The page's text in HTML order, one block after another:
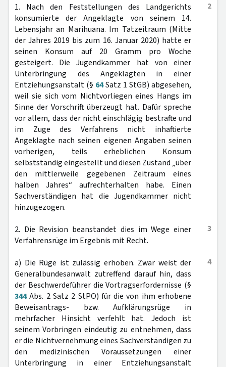
2
1. Nach den Feststellungen des Landgerichts
konsumierte der Angeklagte von seinem 14.
Lebensjahr an Marihuana. Im Tatzeitraum (Mitte
der Jahres 2019 bis zum 16. Januar 2020) hatte er
seinen Konsum auf 20 Gramm pro Woche
gesteigert. Die Jugendkammer hat von einer
Unterbringung des Angeklagten in einer
Entziehungsanstalt (§ 64Satz 1 StGB) abgesehen,
weil sie sich vom Nichtvorliegen eines Hangs im
Sinne der Vorschrift überzeugt hat. Dafür spreche
vor allem, dass der nicht einschlägig bestrafte und
im Zuge des Verfahrens nicht inhaftierte
Angeklagte nach seinen eigenen Angaben seinen
vorherigen, teils erheblichen Konsum
selbstständig eingestellt und diesen Zustand „über
den mittlerweile gegebenen Zeitraum eines
halben Jahres“ aufrechterhalten habe. Einen
Sachverständigen hat die Jugendkammer nicht
hinzugezogen.
3
2. Die Revision beanstandet dies im Wege einer
Verfahrensrüge im Ergebnis mit Recht.
4
a) Die Rüge ist zulässig erhoben. Zwar weist der
Generalbundesanwalt zutreffend darauf hin, dass
der Beschwerdeführer die Vortragserfordernisse (§
344Abs. 2 Satz 2 StPO) für die von ihm erhobene
Beweisantrags- bzw. Aufklärungsrüge in
mehrfacher Hinsicht verfehlt hat. Jedoch ist
seinem Vorbringen eindeutig zu entnehmen, dass
er die Nichtvernehmung eines Sachverständigen zu
den medizinischen Voraussetzungen einer
Unterbringung in einer Entziehungsanstalt